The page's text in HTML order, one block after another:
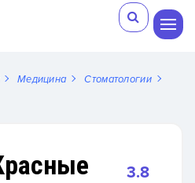
Медицина
Стоматологии
3.8